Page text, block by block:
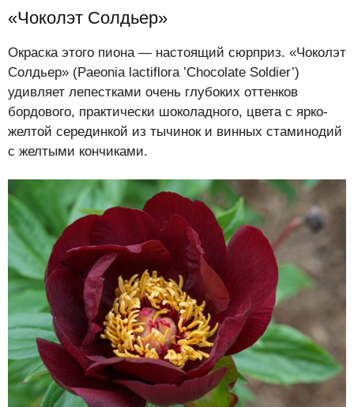
«Чоколэт Солдьер»
Окраска этого пиона — настоящий сюрприз. «Чоколэт
Солдьер» (Paeonia lactiflora ’Chocolate Soldier’)
удивляет лепестками очень глубоких оттенков
бордового, практически шоколадного, цвета с ярко-
желтой серединкой из тычинок и винных стаминодий
с желтыми кончиками.